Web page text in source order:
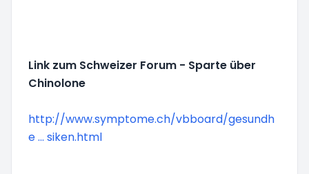
Link zum Schweizer Forum - Sparte über
Chinolone
http://www.symptome.ch/vbboard/gesundh
e ... siken.html